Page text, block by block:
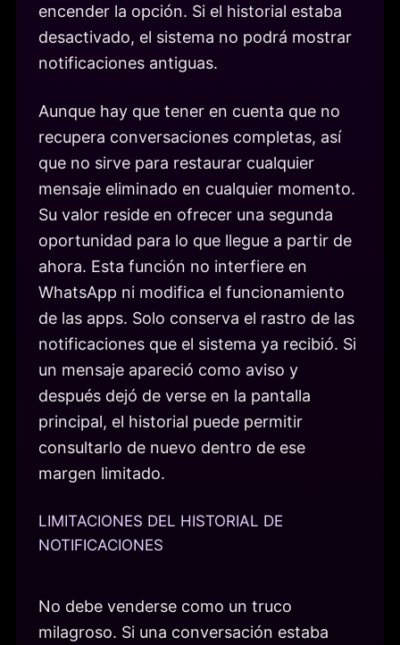
encender la opción. Si el historial estaba
desactivado, el sistema no podrá mostrar
notificaciones antiguas.
Aunque hay que tener en cuenta que no
recupera conversaciones completas, así
que no sirve para restaurar cualquier
mensaje eliminado en cualquier momento.
Su valor reside en ofrecer una segunda
oportunidad para lo que llegue a partir de
ahora. Esta función no interfiere en
WhatsApp ni modifica el funcionamiento
de las apps. Solo conserva el rastro de las
notificaciones que el sistema ya recibió. Si
un mensaje apareció como aviso y
después dejó de verse en la pantalla
principal, el historial puede permitir
consultarlo de nuevo dentro de ese
margen limitado.
LIMITACIONES DEL HISTORIAL DE
NOTIFICACIONES
No debe venderse como un truco
milagroso. Si una conversación estaba